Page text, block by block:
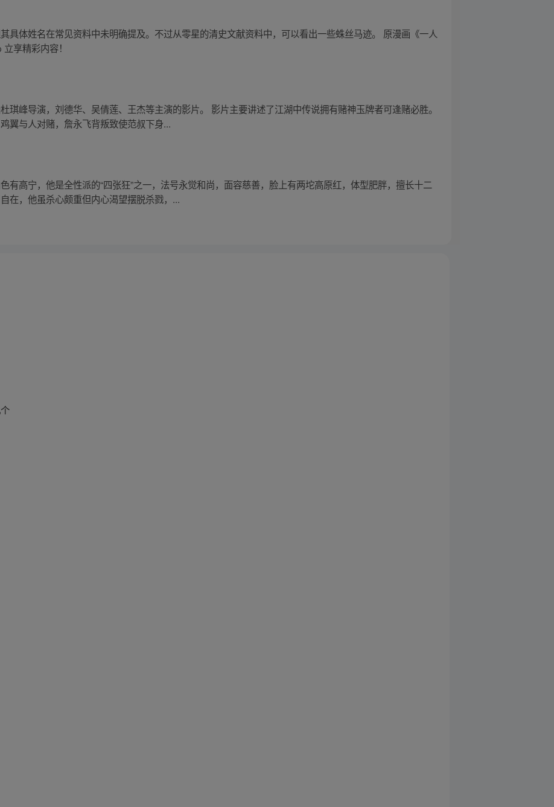
具体姓名在常见资料中未明确提及。不过从零星的清史文献资料中，可以看出一些蛛丝马迹。 原漫画《一人
享精彩内容！
琪峰导演，刘德华、吴倩莲、王杰等主演的影片。 影片主要讲述了江湖中传说拥有赌神玉牌者可逢赌必胜。
翼与人对赌，詹永飞背叛致使范叔下身...
有高宁，他是全性派的“四张狂”之一，法号永觉和尚，面容慈善，脸上有两坨高原红，体型肥胖，擅长十二
在，他虽杀心颇重但内心渴望摆脱杀戮，...